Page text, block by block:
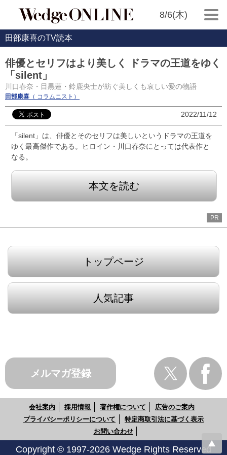
8/6(木)
田部康喜のTV読本
俳優とセリフはより美しく ドラマの王道をゆく
「silent」
川口春奈・目黒蓮・鈴鹿央士が紡ぐ美しくも哀しい愛の物語
田部康喜 （ コラムニスト）
2022/11/12
「silent」は、俳優とそのセリフは美しいというドラマの王道を
ゆく最高傑作である。ヒロイン・川口春奈にとっては代表作と
なる。
本文を読む
PR
トップページ
人気記事
メルマガ登録
会社案内 採用情報 著作権について
広告のご案内
プライバシーポリシーについて
特定商取引法に基づく表示
お問い合わせ
Copyright © 1997-2026 Wedge Rights Reserved